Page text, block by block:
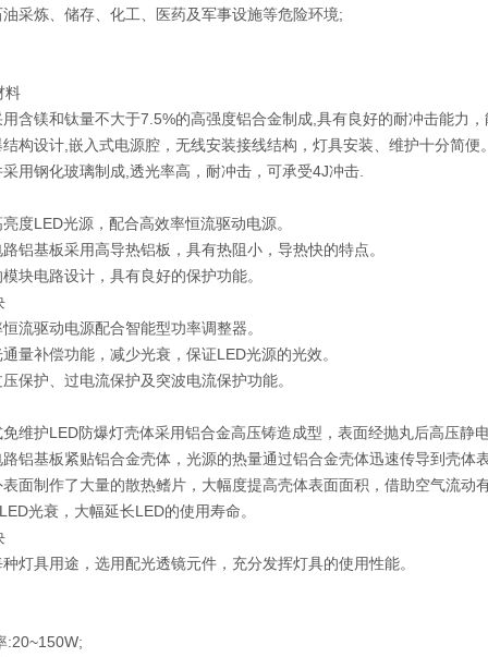
采炼、储存、化工、医药及军事设施等危险环境;
料
含镁和钛量不大于7.5%的高强度铝合金制成,具有良好的耐冲击能力
构设计,嵌入式电源腔，无线安装接线结构，灯具安装、维护十分简便
用钢化玻璃制成,透光率高，耐冲击，可承受4J冲击.
度LED光源，配合高效率恒流驱动电源。
铝基板采用高导热铝板，具有热阻小，导热快的特点。
块电路设计，具有良好的保护功能。
流驱动电源配合智能型功率调整器。
量补偿功能，减少光衰，保证LED光源的光效。
保护、过电流保护及突波电流保护功能。
维护LED防爆灯壳体采用铝合金高压铸造成型，表面经抛丸后高压静
铝基板紧贴铝合金壳体，光源的热量通过铝合金壳体迅速传导到壳体
面制作了大量的散热鳍片，大幅度提高壳体表面面积，借助空气流动
光衰，大幅延长LED的使用寿命。
灯具用途，选用配光透镜元件，充分发挥灯具的使用性能。
:20~150W;